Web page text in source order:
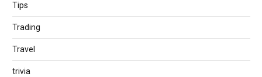
Tips
Trading
Travel
trivia